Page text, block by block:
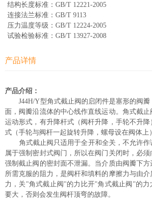
结构长度标准：GB/T 12221-2005
连接法兰标准：GB/T 9113
压力温度等级：GB/T 12224-2005
试验检验标准：GB/T 13927-2008
产品详情
产品介绍：
J44H/Y型角式截止阀的启闭件是塞形的阀瓣
面，阀瓣沿流体的中心线作直线运动。角式截
运动形式，有升降杆式（阀杆升降，手轮不升
式（手轮与阀杆一起旋转升降，螺母设在阀体上
角式截止阀只适用于全开和全关，不允许作
属于强制密封式阀门，所以在阀门关闭时，必
强制截止阀的密封面不泄漏。当介质由阀瓣下方
所需克服的阻力，是阀杆和填料的摩擦力与由
力，关"角式截止阀"的力比开"角式截止阀"的力
要大，否则会发生阀杆顶弯的故障。